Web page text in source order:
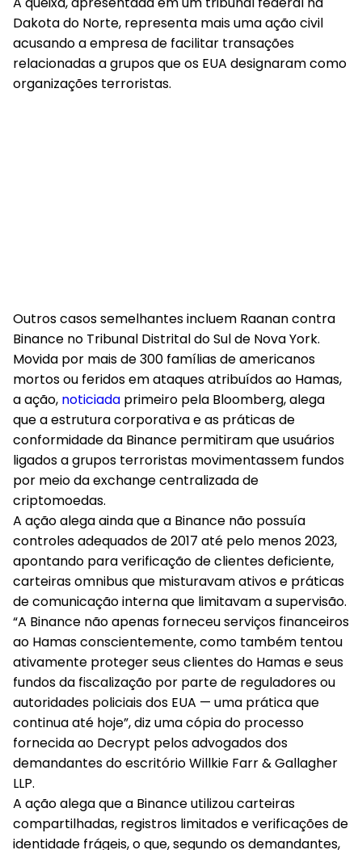
Dakota do Norte, representa mais uma ação civil
acusando a empresa de facilitar transações
relacionadas a grupos que os EUA designaram como
organizações terroristas.
Outros casos semelhantes incluem Raanan contra
Binance no Tribunal Distrital do Sul de Nova York.
Movida por mais de 300 famílias de americanos
mortos ou feridos em ataques atribuídos ao Hamas,
a ação, noticiada primeiro pela Bloomberg, alega
que a estrutura corporativa e as práticas de
conformidade da Binance permitiram que usuários
ligados a grupos terroristas movimentassem fundos
por meio da exchange centralizada de
criptomoedas.
A ação alega ainda que a Binance não possuía
controles adequados de 2017 até pelo menos 2023,
apontando para verificação de clientes deficiente,
carteiras omnibus que misturavam ativos e práticas
de comunicação interna que limitavam a supervisão.
“A Binance não apenas forneceu serviços financeiros
ao Hamas conscientemente, como também tentou
ativamente proteger seus clientes do Hamas e seus
fundos da fiscalização por parte de reguladores ou
autoridades policiais dos EUA — uma prática que
continua até hoje”, diz uma cópia do processo
fornecida ao Decrypt pelos advogados dos
demandantes do escritório Willkie Farr & Gallagher
LLP.
A ação alega que a Binance utilizou carteiras
compartilhadas, registros limitados e verificações de
identidade frágeis, o que, segundo os demandantes,